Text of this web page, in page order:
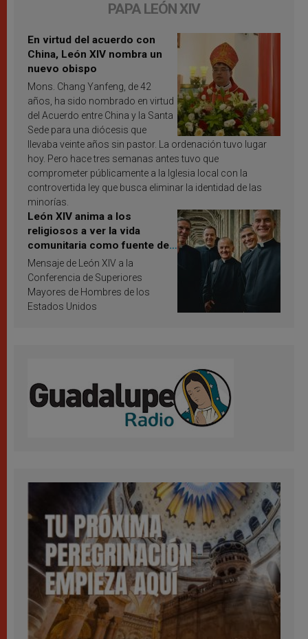
PAPA LEÓN XIV
En virtud del acuerdo con
China, León XIV nombra un
nuevo obispo
Mons. Chang Yanfeng, de 42
años, ha sido nombrado en virtud
del Acuerdo entre China y la Santa
Sede para una diócesis que
llevaba veinte años sin pastor. La ordenación tuvo lugar
hoy. Pero hace tres semanas antes tuvo que
comprometer públicamente a la Iglesia local con la
controvertida ley que busca eliminar la identidad de las
minorías.
León XIV anima a los
religiosos a ver la vida
comunitaria como fuente de
inspiración y santificación
Mensaje de León XIV a la
Conferencia de Superiores
Mayores de Hombres de los
Estados Unidos